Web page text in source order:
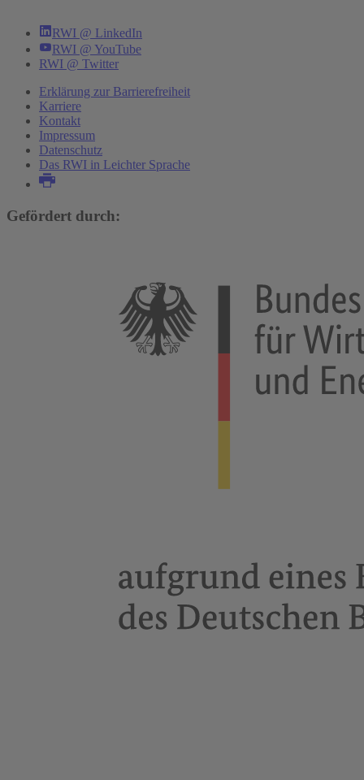
RWI @ LinkedIn
RWI @ YouTube
RWI @ Twitter
Erklärung zur Barrierefreiheit
Karriere
Kontakt
Impressum
Datenschutz
Das RWI in Leichter Sprache
Gefördert durch: